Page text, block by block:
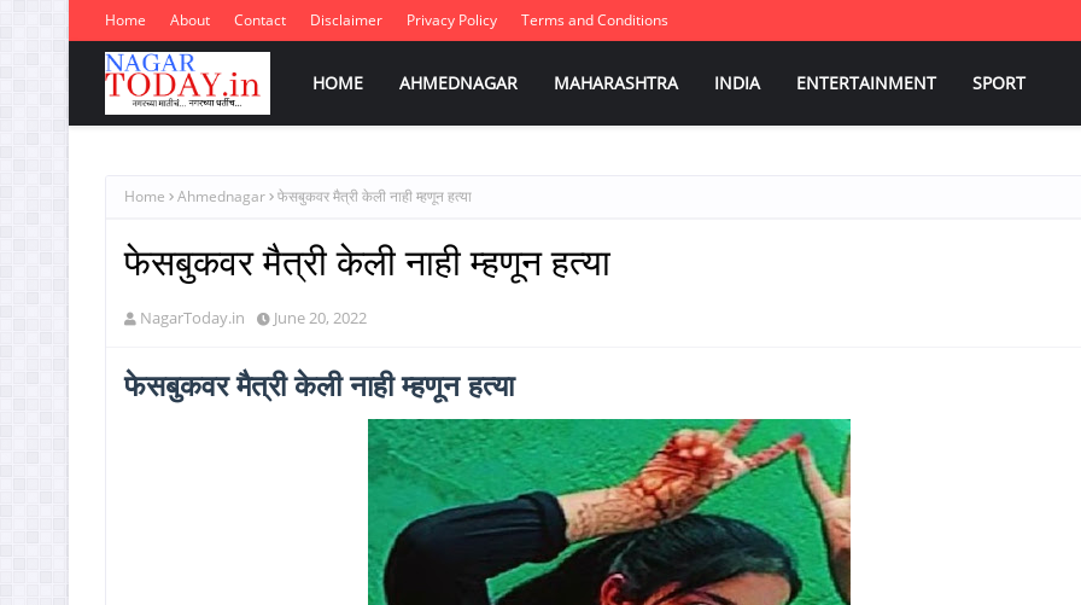
Home About Contact Disclaimer Privacy Policy Terms and Conditions
HOME AHMEDNAGAR MAHARASHTRA INDIA ENTERTAINMENT SPORT
Home Ahmednagar फेसबुकवर मैत्री केली नाही म्हणून हत्या
फेसबुकवर मैत्री केली नाही म्हणून हत्या
NagarToday.in June 20, 2022
फेसबुकवर मैत्री केली नाही म्हणून हत्या